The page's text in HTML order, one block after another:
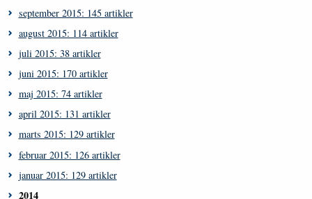
september 2015: 145 artikler
august 2015: 114 artikler
juli 2015: 38 artikler
juni 2015: 170 artikler
maj 2015: 74 artikler
april 2015: 131 artikler
marts 2015: 129 artikler
februar 2015: 126 artikler
januar 2015: 129 artikler
2014